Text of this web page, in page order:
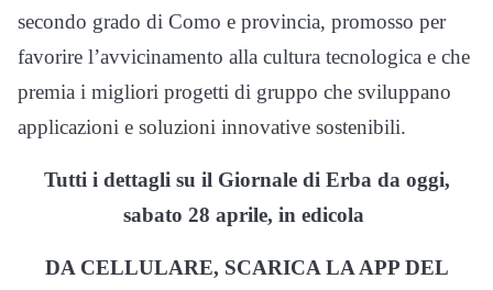
secondo grado di Como e provincia, promosso per
favorire l’avvicinamento alla cultura tecnologica e che
premia i migliori progetti di gruppo che sviluppano
applicazioni e soluzioni innovative sostenibili.
Tutti i dettagli su il Giornale di Erba da oggi,
sabato 28 aprile, in edicola
DA CELLULARE, SCARICA LA APP DEL